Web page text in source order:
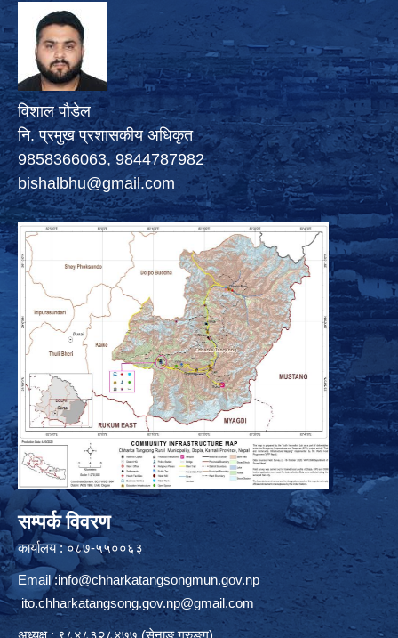
विशाल पौडेल
नि. प्रमुख प्रशासकीय अधिकृत
9858366063, 9844787982
bishalbhu@gmail.com
सम्पर्क विवरण
कार्यालय : ०८७-५५००६३
Email :info@chharkatangsongmun.gov.np
ito.chharkatangsong.gov.np@gmail.com